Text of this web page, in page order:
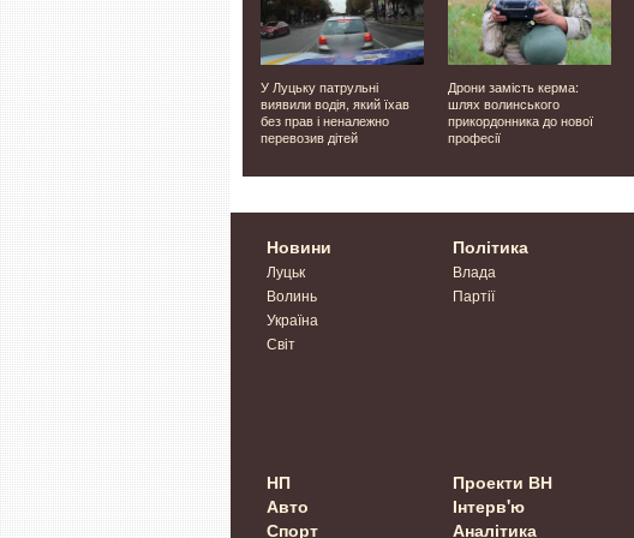
із
у
У Луцьку на урочистість
зібралася молодь із
волинських громад. Фото
У Луцьку патрульні
виявили водія, який їхав
без прав і неналежно
перевозив дітей
Дрони замість керма:
шлях волинського
прикордонника до нової
професії
Новини
Луцьк
Волинь
Україна
Світ
Політика
Влада
Партії
НП
Авто
Спорт
Проекти ВН
Інтерв'ю
Аналітика